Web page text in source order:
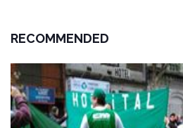
RECOMMENDED